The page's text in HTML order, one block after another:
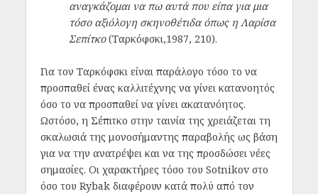
αναγκάζομαι να πω αυτά που είπα για μια
τόσο αξιόλογη σκηνοθέτιδα όπως η Λαρίσα
Σεπίτκο(Ταρκόφσκι,1987, 210).
Για τον Ταρκόφσκι είναι παράλογο τόσο το να
προσπαθεί ένας καλλιτέχνης να γίνει κατανοητός
όσο το να προσπαθεί να γίνει ακατανόητος.
Ωστόσο, η Σέπιτκο στην ταινία της χρειάζεται τη
σκαλωσιά της μονοσήμαντης παραβολής ως βάση
για να την ανατρέψει και να της προσδώσει νέες
σημασίες. Οι χαρακτήρες τόσο του Sotnikov στο
όσο του Rybak διαφέρουν κατά πολύ από τον